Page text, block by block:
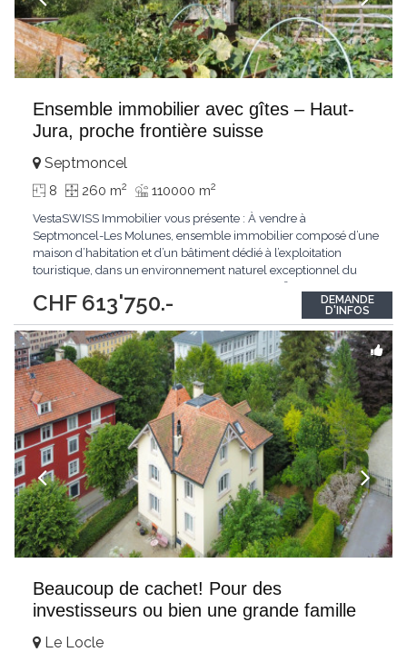
Ensemble immobilier avec gîtes – Haut-
Jura, proche frontière suisse
CHF 613'750.-
Septmoncel
8 260 m2 110000 m2
VestaSWISS Immobilier vous présente : À vendre à
Septmoncel-Les Molunes, ensemble immobilier composé d’une
maison d’habitation et d’un bâtiment dédié à l’exploitation
touristique, dans un environnement naturel exceptionnel du
mitoyenne d’un côté comprenant : Rez-de-chaussée : Cuisine
meublée ouverte sur...
DEMANDE
D'INFOS
Beaucoup de cachet! Pour des
investisseurs ou bien une grande famille
Le Locle